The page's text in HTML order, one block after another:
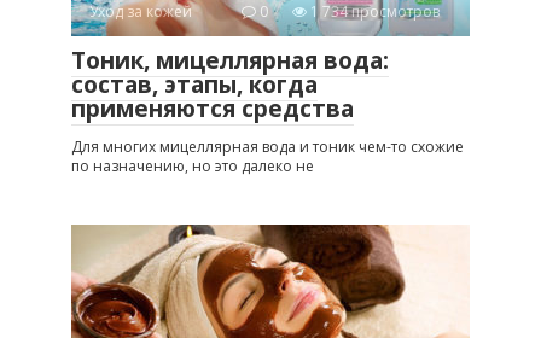
Уход за кожей 0 1 734 просмотров
Тоник, мицеллярная вода:
состав, этапы, когда
применяются средства
Для многих мицеллярная вода и тоник чем-то схожие
по назначению, но это далеко не